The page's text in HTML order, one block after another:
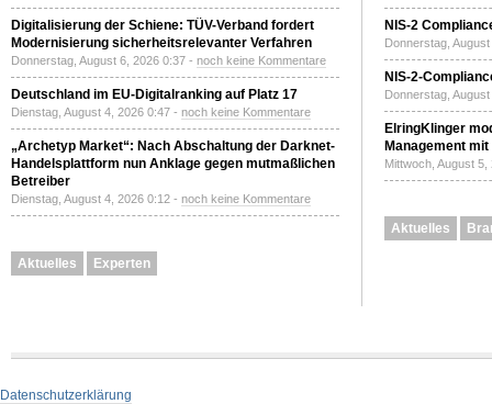
Digitalisierung der Schiene: TÜV-Verband fordert
Modernisierung sicherheitsrelevanter Verfahren
Donnerstag, August 6, 2026 0:37 - noch keine Kommentare
Deutschland im EU-Digitalranking auf Platz 17
Dienstag, August 4, 2026 0:47 - noch keine Kommentare
„Archetyp Market“: Nach Abschaltung der Darknet-
Handelsplattform nun Anklage gegen mutmaßlichen
Betreiber
Dienstag, August 4, 2026 0:12 - noch keine Kommentare
Aktuelles Experten
NIS-2
Donnerstag,
NIS-2-
Donnerstag,
ElringKlinger
Management
Mittwoch, August
Aktuelles
Datenschutzerklärung